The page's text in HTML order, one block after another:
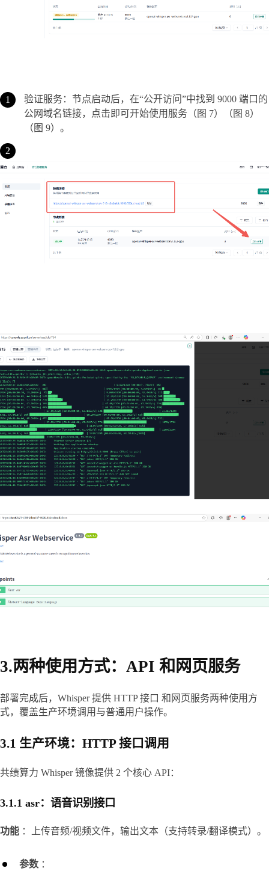
验证服务：节点启动后，在“公开访问”中找到 9000 端口的
公网域名链接，点击即可开始使用服务（图 7）（图 8）
（图 9）。
3.两种使用方式：API 和网页服务
部署完成后，Whisper 提供 HTTP 接口 和网页服务两种使用方
式，覆盖生产环境调用与普通用户操作。
3.1 生产环境：HTTP 接口调用
共绩算力 Whisper 镜像提供 2 个核心 API：
3.1.1 asr：语音识别接口
功能 ：上传音频/视频文件，输出文本（支持转录/翻译模式）。
参数 ：